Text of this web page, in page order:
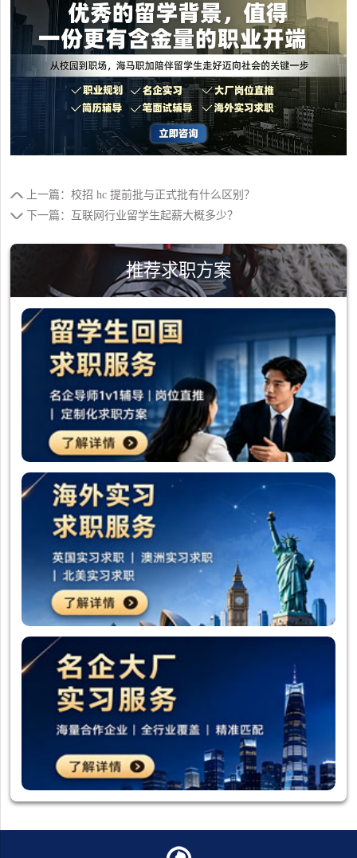
上一篇：校招 hc 提前批与正式批有什么区别？
下一篇：互联网行业留学生起薪大概多少？
推荐求职方案